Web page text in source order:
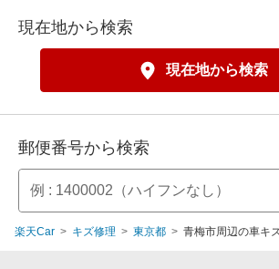
現在地から検索
現在地から検索
郵便番号から検索
楽天Car キズ修理 東京都 青梅市周辺の車キ